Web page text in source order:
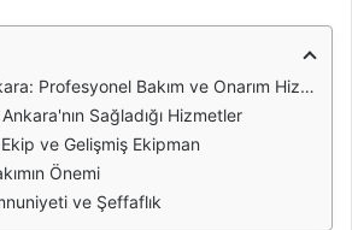
Profesyonel Bakım ve Onarım Hizmetleri
Sağladığı Hizmetler
ve Gelişmiş Ekipman
Önemi
ve Şeffaflık